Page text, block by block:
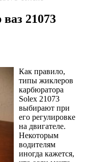
21073
Как правило,
типы жиклеров
карбюратора
Solex 21073
выбирают при
его регулировке
на двигателе.
Некоторым
водителям
иногда кажется,